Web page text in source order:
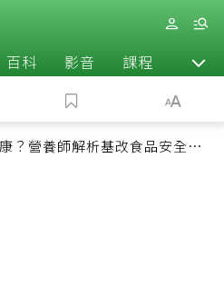
百科 影音 課程 退休
？營養師解析基改食品安全性